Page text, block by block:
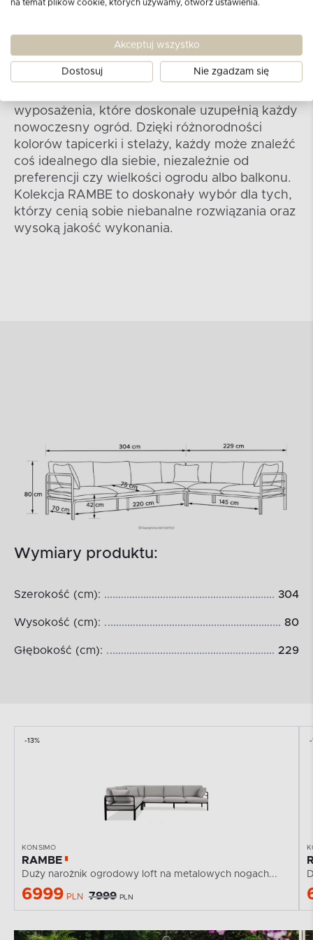
Kolekcja RAMBE
W ramach tej kolekcji znajdziesz nie tylko sofy,
wyposażenia, które doskonale uzupełnią każdy
nowoczesny ogród. Dzięki różnorodności
kolorów tapicerki i stelaży, każdy może znaleźć
coś idealnego dla siebie, niezależnie od
preferencji czy wielkości ogrodu albo balkonu.
Kolekcja RAMBE to doskonały wybór dla tych,
którzy cenią sobie niebanalne rozwiązania oraz
wysoką jakość wykonania.
Wymiary produktu:
Szerokość (cm): 304
Wysokość (cm): 80
Głębokość (cm): 229
-13%
KONSIMO
RAMBE
Duży narożnik ogrodowy loft na metalowych nogach...
6999 PLN 7999 PLN
-
na temat plików cookie, których używamy, otwórz ustawienia.
Akceptuj wszystko
Dostosuj Nie zgadzam się